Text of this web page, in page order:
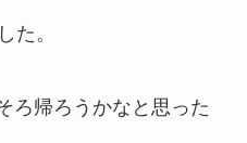
た。
ろ帰ろうかなと思った